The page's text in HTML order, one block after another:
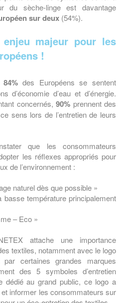
du sèche-linge est davantage
sur deux (54%).
enjeu majeur pour les
!
84%des Européens se sentent
d’économie d’eau et d’énergie.
concernés, 90% prennent des
sens lors de l’entretien de leurs
que les consommateurs
les réflexes appropriés pour
de l’environnement :
naturel dès que possible »
température principalement
– Eco »
attache une importance
textiles, notamment avec le logo
par certaines grandes marques
des 5 symboles d’entretien
dédié au grand public, ce logo a
informer les consommateurs sur